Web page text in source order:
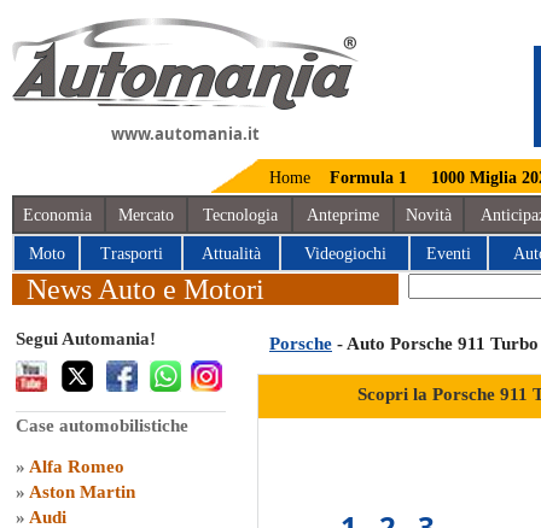
www.automania.it
Home Formula 1 1000 Miglia
Economia Mercato Tecnologia Anteprime Novità
Moto Trasporti Attualità Videogiochi Eventi
News Auto e Motori
Segui Automania!
Case automobilistiche
» Alfa Romeo
» Aston Martin
» Audi
Porsche - Auto Porsche 911 Turbo
Scopri la Porsche 911